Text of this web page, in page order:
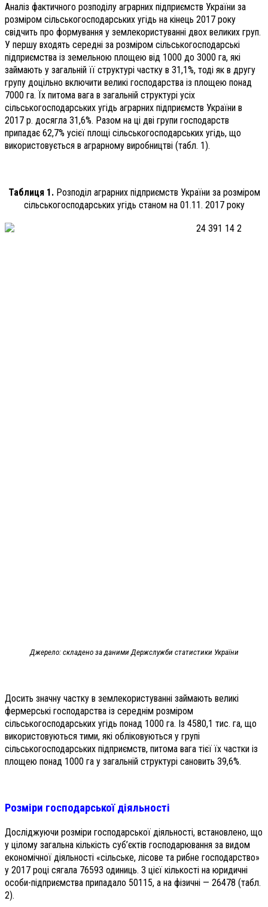
Аналіз фактичного розподілу аграрних підприємств України за
розміром сільськогосподарських угідь на кінець 2017 року
свідчить про формування у землекористуванні двох великих груп.
У першу входять середні за розміром сільськогосподарські
підприємства із земельною площею від 1000 до 3000 га, які
займають у загальній її структурі частку в 31,1%, тоді як в другу
групу доцільно включити великі господарства із площею понад
7000 га. Їх питома вага в загальній структурі усіх
сільськогосподарських угідь аграрних підприємств України в
2017 р. досягла 31,6%. Разом на ці дві групи господарств
припадає 62,7% усієї площі сільськогосподарських угідь, що
використовується в аграрному виробництві (табл. 1).
Таблиця 1.Розподіл аграрних підприємств України за розміром
сільськогосподарських угідь станом на 01.11. 2017 року
Джерело: складено за даними Держслужби статистики України
Досить значну частку в землекористуванні займають великі
фермерські господарства із середнім розміром
сільськогосподарських угідь понад 1000 га. Із 4580,1 тис. га, що
використовуються тими, які обліковую­ться у групі
сільськогосподарських підприємств, питома вага тієї їх частки із
площею понад 1000 га у загальній структурі сановить 39,6%.
Розміри господарської діяльності
Досліджуючи розміри господарської діяльності, встановлено, що
у цілому загальна кількість суб’єктів господарювання за видом
економічної діяльності «сільське, лісове та рибне господарство»
у 2017 році сягала 76593 одиниць. З цієї кількості на юридичні
особи-підприємства припадало 50115, а на фізичні — 26478 (табл.
2).